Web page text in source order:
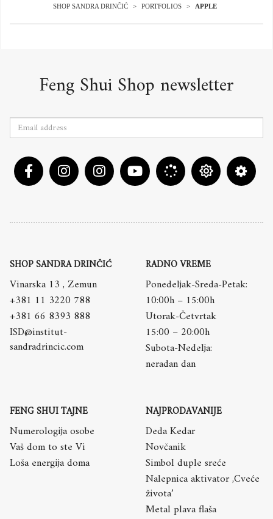
SHOP SANDRA DRINČIĆ > PORTFOLIOS > APPLE
Feng Shui Shop newsletter
SHOP SANDRA DRINČIĆ
Vinarska 13 , Zemun
+381 11 3220 788
+381 66 8393 888
ISD@institut-
sandradrincic.com
RADNO VREME
Ponedeljak-Sreda-Petak:
10:00h – 15:00h
Utorak-Četvrtak
15:00 – 20:00h
Subota-Nedelja:
neradan dan
FENG SHUI TAJNE
Numerologija osobe
Vaš dom to ste Vi
Loša energija doma
NAJPRODAVANIJE
Deda Kedar
Novčanik
Simbol duple sreće
Nalepnica aktivator ,Cveće
života’
Metal plava flaša